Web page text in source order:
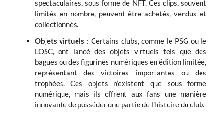
spectaculaires, sous forme de NFT. Ces clips, souvent
limités en nombre, peuvent être achetés, vendus et
collectionnés.
Objets virtuels : Certains clubs, comme le PSG ou le
LOSC, ont lancé des objets virtuels tels que des
bagues ou des figurines numériques en édition limitée,
représentant des victoires importantes ou des
trophées. Ces objets n’existent que sous forme
numérique, mais ils offrent aux fans une manière
innovante de posséder une partie de l’histoire du club.